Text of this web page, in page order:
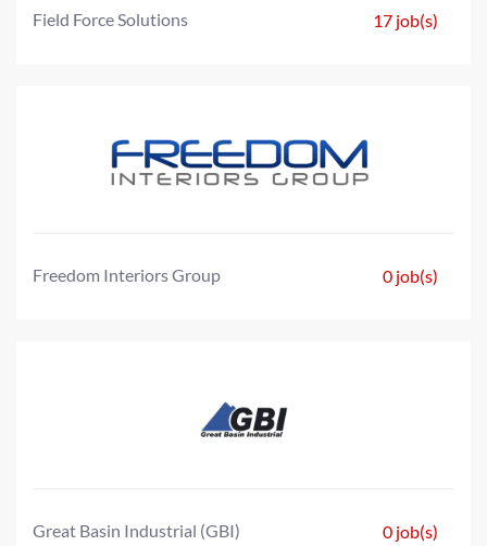
Field Force Solutions 17 job(s)
Freedom Interiors Group 0 job(s)
Great Basin Industrial (GBI) 0 job(s)